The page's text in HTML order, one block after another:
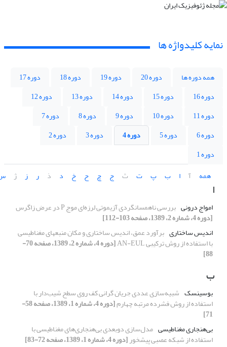
نمایه کلیدواژه ها
همه دوره ها دوره 20 دوره 19 دوره 18
دوره 17
دوره 16
دوره 15 دوره 14 دوره 13
دوره 12
دوره 11
دوره 10 دوره 9 دوره 8
دوره 7
دوره 6
دوره 5 دوره 4 دوره 3
دوره 2
دوره 1
همه
آ ا ب پ ت ث ج چ ح خ د ذ ر ز ژ
ا
امواج درونی بررسی ناهمسانگردی آزیموتی لرزه‌ای موج P در عرض زاگرس
[دوره 4، شماره 2، 1389، صفحه 103-112]
اندیس ساختاری برآورد عمق، اندیس ساختاری و مکان منبع‏های مغناطیسی
با استفاده از روش ترکیبی AN-EUL [دوره 4، شماره 2، 1389، صفحه 70-
88]
ب
بوسینسک شبیه‌سازی عددی جریان گرانی کف روی سطح شیب‌دار با
استفاده از روش فشرده مرتبه چهارم [دوره 4، شماره 1، 1389، صفحه 58-
71]
بی‌هنجاری مغناطیسی مدل‌سازی دوبعدی بی‌هنجاری‌های مغناطیسی با
استفاده از شبکه عصبی پیشخور[دوره 4، شماره 1، 1389، صفحه 72-83]